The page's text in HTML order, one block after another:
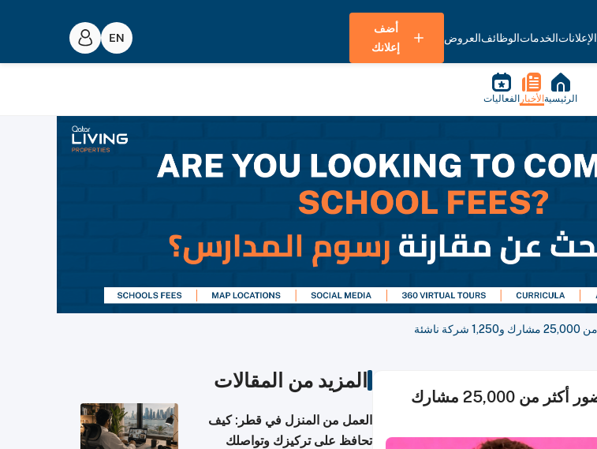
الإعلاناتالخدماتالوظائفالعروض
أضف
إعلانك
الرئيسية الأخبار الفعاليات
انطلاق مؤتمر Web Summit قطر 2025 بأرقام قياسية مع حضور أكثر من 25,000 مشارك
المزيد من المقالات
العمل من المنزل في قطر: كيف
تحافظ على تركيزك وتواصلك